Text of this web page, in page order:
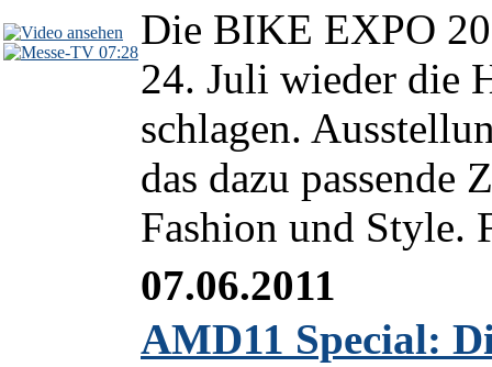
07:28Die BIKE EXPO
24. Juli wieder die
schlagen.
das dazu passende
Fashion und Style.
07.06.2011
AMD11 Special: